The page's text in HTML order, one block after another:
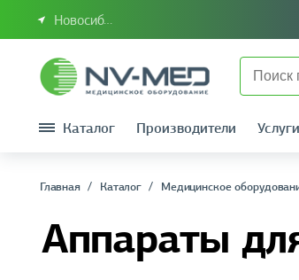
Новосибирск или Сибирский
Каталог Производители Услуги
Главная Каталог Медицинское
Аппараты